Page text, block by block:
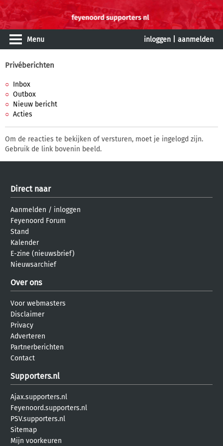
Menu inloggen aanmelden
Privéberichten
Inbox
Outbox
Nieuw bericht
Acties
Om de reacties te bekijken of versturen, moet je ingelogd zijn.
Gebruik de link bovenin beeld.
Direct naar
Aanmelden / inloggen
Feyenoord Forum
Stand
Kalender
E-zine (nieuwsbrief)
Nieuwsarchief
Over ons
Voor webmasters
Disclaimer
Privacy
Adverteren
Partnerberichten
Contact
Supporters.nl
Ajax.supporters.nl
Feyenoord.supporters.nl
PSV.supporters.nl
Sitemap
Mijn voorkeuren